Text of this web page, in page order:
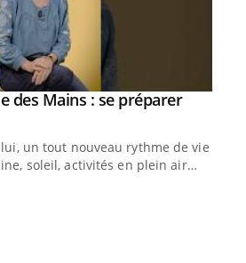
des Mains : se préparer
un tout nouveau rythme de vie !
soleil, activités en plein air…